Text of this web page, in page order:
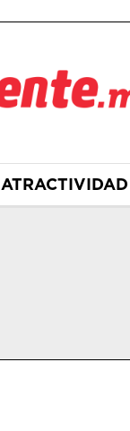
ATRACTIVIDAD